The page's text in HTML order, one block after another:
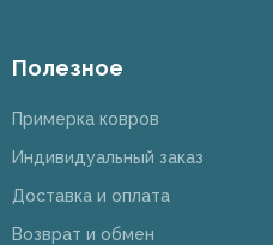
Полезное
Примерка ковров
Индивидуальный заказ
Доставка и оплата
Возврат и обмен